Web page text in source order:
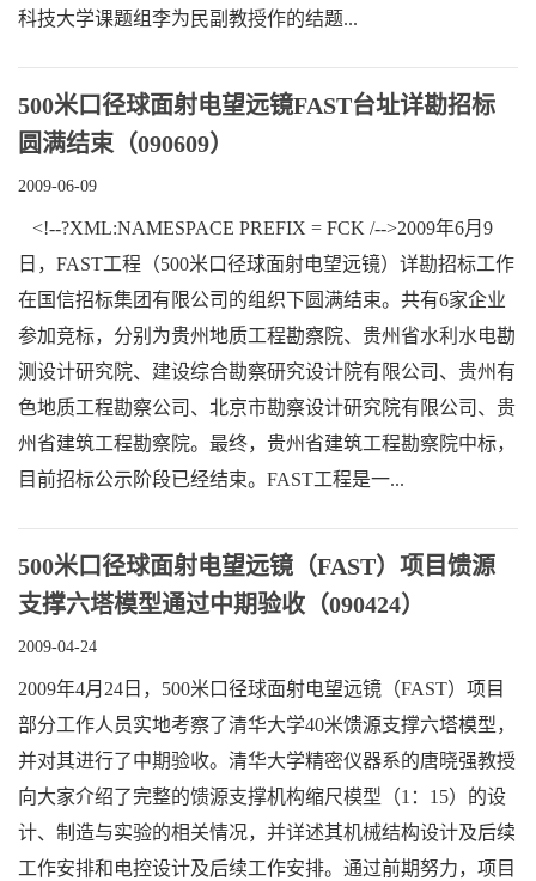
科技大学课题组李为民副教授作的结题...
500米口径球面射电望远镜FAST台址详勘招标
圆满结束（090609）
2009-06-09
<!--?XML:NAMESPACE PREFIX = FCK /-->2009年6月9
日，FAST工程（500米口径球面射电望远镜）详勘招标工作
在国信招标集团有限公司的组织下圆满结束。共有6家企业
参加竞标，分别为贵州地质工程勘察院、贵州省水利水电勘
测设计研究院、建设综合勘察研究设计院有限公司、贵州有
色地质工程勘察公司、北京市勘察设计研究院有限公司、贵
州省建筑工程勘察院。最终，贵州省建筑工程勘察院中标，
目前招标公示阶段已经结束。FAST工程是一...
500米口径球面射电望远镜（FAST）项目馈源
支撑六塔模型通过中期验收（090424）
2009-04-24
2009年4月24日，500米口径球面射电望远镜（FAST）项目
部分工作人员实地考察了清华大学40米馈源支撑六塔模型，
并对其进行了中期验收。清华大学精密仪器系的唐晓强教授
向大家介绍了完整的馈源支撑机构缩尺模型（1：15）的设
计、制造与实验的相关情况，并详述其机械结构设计及后续
工作安排和电控设计及后续工作安排。通过前期努力，项目